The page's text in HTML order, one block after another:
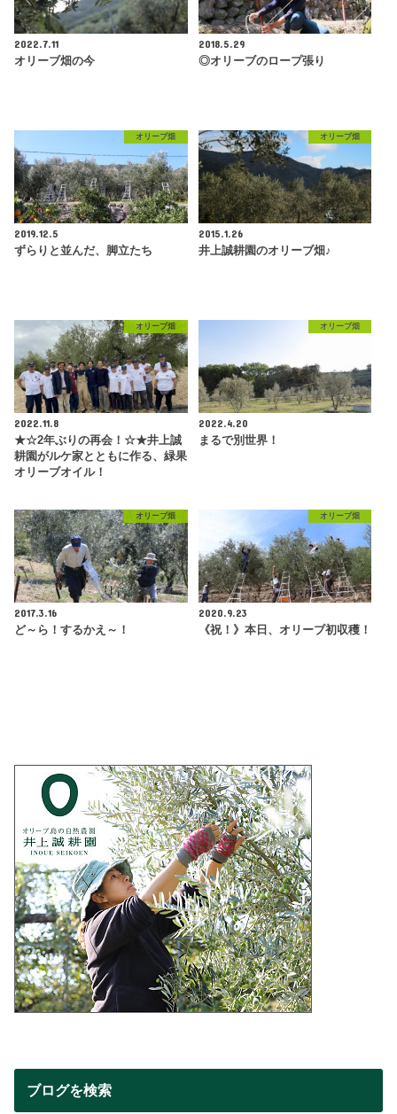
2022.7.11
オリーブ畑の今
2018.5.29
◎オリーブのロープ張り
オリーブ畑
2019.12.5
ずらりと並んだ、脚立たち
オリーブ畑
2015.1.26
井上誠耕園のオリーブ畑♪
オリーブ畑
2022.11.8
★☆2年ぶりの再会！☆★井上誠
耕園がルケ家とともに作る、緑果
オリーブオイル！
オリーブ畑
2022.4.20
まるで別世界！
オリーブ畑
2017.3.16
ど～ら！するかえ～！
オリーブ畑
2020.9.23
《祝！》本日、オリーブ初収穫！
ブログを検索